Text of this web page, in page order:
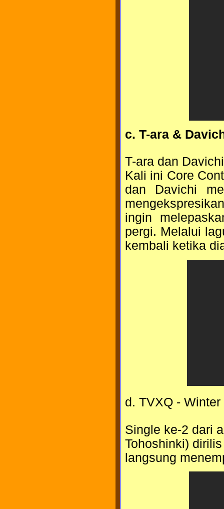
c. T-ara &
T-ara dan
Kali ini Core
dan Davichi
ingin
pergi. Melalui
kembali ketika
d. TVXQ -
Single ke-2 dari
Tohoshinki)
langsung